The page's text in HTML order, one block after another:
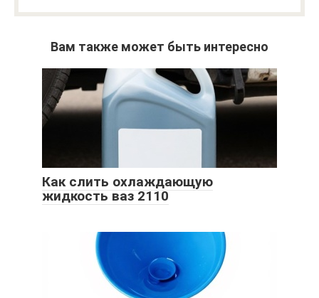
Вам также может быть интересно
Как слить охлаждающую
жидкость ваз 2110